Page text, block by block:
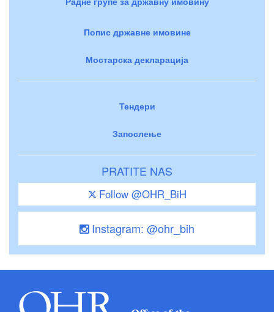
Попис државне имовине
Мостарска декларација
Тендери
Запослење
PRATITE NAS
Follow @OHR_BiH
Instagram: @ohr_bih